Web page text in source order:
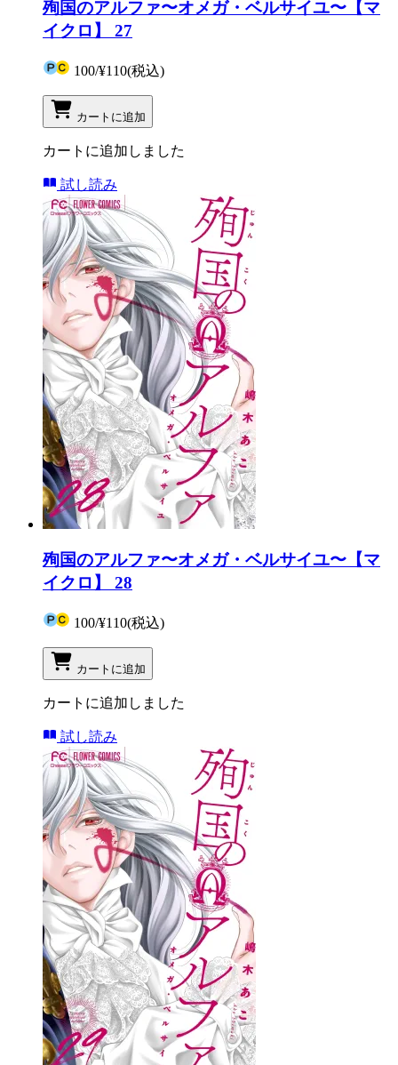
殉国のアルファ〜オメガ・ベルサイユ〜【マ
イクロ】 27
100/¥110(税込)
カートに追加
カートに追加しました
試し読み
殉国のアルファ〜オメガ・ベルサイユ〜【マ
イクロ】 28
100/¥110(税込)
カートに追加
カートに追加しました
試し読み